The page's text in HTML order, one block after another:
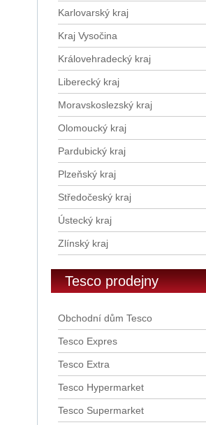
těstoviny 500g
Ponti Balzamikové glazé 250g
Karlovarský kraj
Kraj Vysočina
Královehradecký kraj
Liberecký kraj
Moravskoslezský kraj
Olomoucký kraj
Pardubický kraj
Plzeňský kraj
Středočeský kraj
Ústecký kraj
Zlínský kraj
Tesco prodejny
Obchodní dům Tesco
Tesco Expres
Tesco Extra
Tesco Hypermarket
Tesco Supermarket